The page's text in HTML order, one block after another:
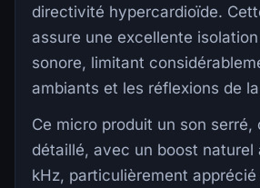
directivité hypercardioïde.
assure une excellente
sonore, limitant
ambiants et les réflexions de
Ce micro produit un son serré,
détaillé, avec un boost naturel
kHz, particulièrement